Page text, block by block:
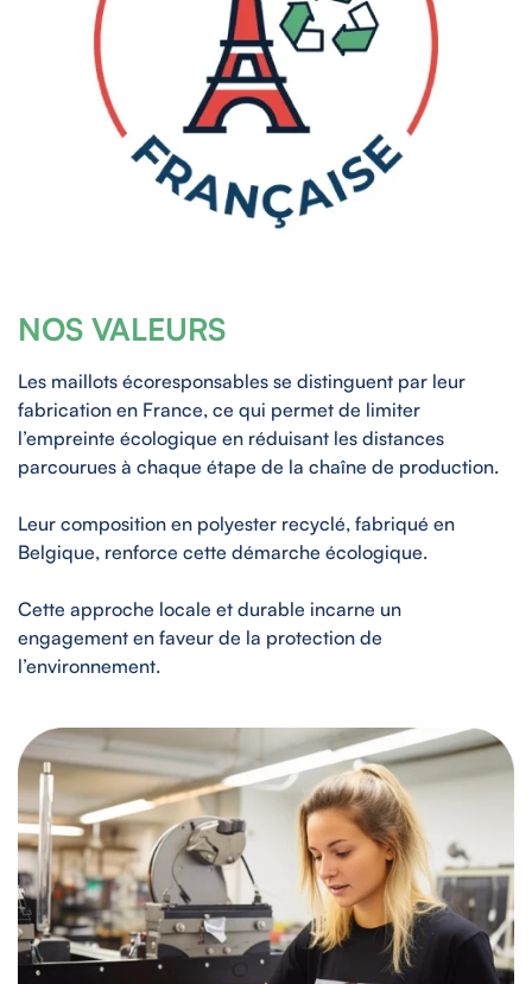
NOS VALEURS
Les maillots écoresponsables se distinguent par leur
fabrication en France, ce qui permet de limiter
l’empreinte écologique en réduisant les distances
parcourues à chaque étape de la chaîne de production.
Leur composition en polyester recyclé, fabriqué en
Belgique, renforce cette démarche écologique.
Cette approche locale et durable incarne un
engagement en faveur de la protection de
l’environnement.